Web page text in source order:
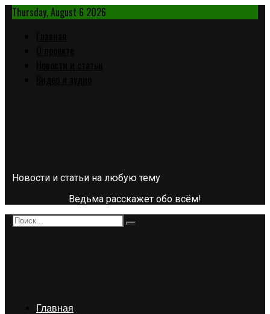
Thursday, August 6 2026
Новости и статьи на любую тему
Ведьма расскажет обо всём!
Главная